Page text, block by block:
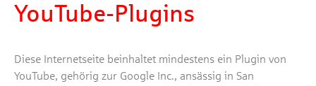
YouTube-Plugins
Diese Internetseite beinhaltet mindestens ein Plugin von
YouTube, gehörig zur Google Inc., ansässig in San